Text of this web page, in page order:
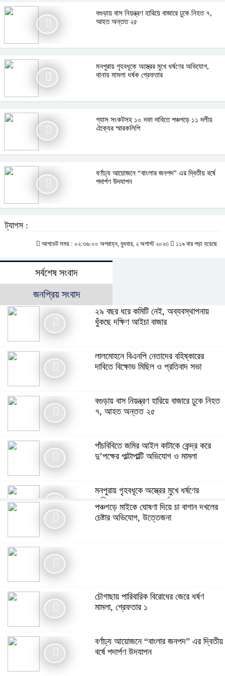
বগুড়ায় বাস নিয়ন্ত্রণ হারিয়ে বাজারে ঢুকে নিহত ৭,
আহত অন্তত ২৫
মনপুরায় গৃহবধূকে অস্ত্রের মুখে ধর্ষণের অভিযোগ,
থানায় মামলা ধর্ষক গ্রেফতার
গ্যাস সংকটসহ ১০ দফা দাবিতে পঞ্চগড়ে ১১ দলীয়
ঐক্যের স্মারকলিপি
বর্ণাঢ্য আয়োজনে “বাংলার জনপদ” এর দ্বিতীয় বর্ষে
পদার্পণ উদযাপন
ট্যাগস :
আপডেট সময় : ০২:৩৬:০০ অপরাহ্ন, বুধবার, ২ অগাস্ট ২০২৩ ১১৯ বার পড়া হয়েছে
সর্বশেষ সংবাদ
জনপ্রিয় সংবাদ
২৯ বছর ধরে কমিটি নেই, অব্যবস্থাপনায়
ধুঁকছে দক্ষিণ আইচা বাজার
লালমোহনে বিএনপি নেতাদের বহিষ্কারের
দাবিতে বিক্ষোভ মিছিল ও প্রতিবাদ সভা
বগুড়ায় বাস নিয়ন্ত্রণ হারিয়ে বাজারে ঢুকে নিহত
৭, আহত অন্তত ২৫
পাঁচবিবিতে জমির আইল কাটাকে কেন্দ্র করে
দু’পক্ষের পাল্টাপাল্টি অভিযোগ ও মামলা
মনপুরায় গৃহবধূকে অস্ত্রের মুখে ধর্ষণের
অভিযোগ, থানায় মামলা ধর্ষক গ্রেফতার
বর্ষে পদার্পণ উদযাপন
পঞ্চগড়ে মাইকে ঘোষণা দিয়ে চা বাগান দখলের
চেষ্টার অভিযোগ, উত্তেজনা
চৌগাছায় পারিবারিক বিরোধের জেরে ধর্ষণ
মামলা, গ্রেফতার ১
বর্ণাঢ্য আয়োজনে “বাংলার জনপদ” এর দ্বিতীয়
বর্ষে পদার্পণ উদযাপন